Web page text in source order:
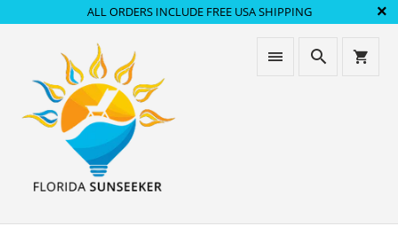
ALL ORDERS INCLUDE FREE USA SHIPPING